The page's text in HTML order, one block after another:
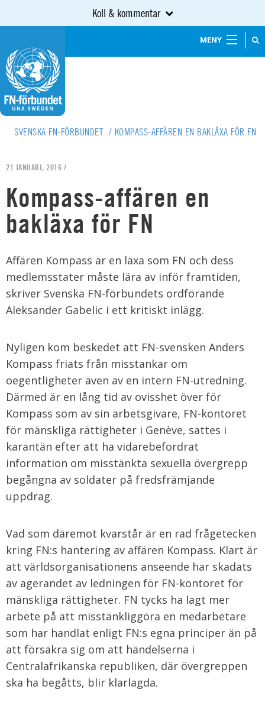
Koll & kommentar
MENY
SVENSKA FN-FÖRBUNDET / KOMPASS-AFFÄREN EN BAKLÄXA FÖR FN
21 JANUARI, 2016 /
Kompass-affären en
bakläxa för FN
Affären Kompass är en läxa som FN och dess
medlemsstater måste lära av inför framtiden,
skriver Svenska FN-förbundets ordförande
Aleksander Gabelic i ett kritiskt inlägg.
Nyligen kom beskedet att FN-svensken Anders
Kompass friats från misstankar om
oegentligheter även av en intern FN-utredning.
Därmed är en lång tid av ovisshet över för
Kompass som av sin arbetsgivare, FN-kontoret
för mänskliga rättigheter i Genève, sattes i
karantän efter att ha vidarebefordrat
information om misstänkta sexuella övergrepp
begångna av soldater på fredsfrämjande
uppdrag.
Vad som däremot kvarstår är en rad frågetecken
kring FN:s hantering av affären Kompass. Klart är
att världsorganisationens anseende har skadats
av agerandet av ledningen för FN-kontoret för
mänskliga rättigheter. FN tycks ha lagt mer
arbete på att misstänkliggöra en medarbetare
som har handlat enligt FN:s egna principer än på
att försäkra sig om att händelserna i
Centralafrikanska republiken, där övergreppen
ska ha begåtts, blir klarlagda.